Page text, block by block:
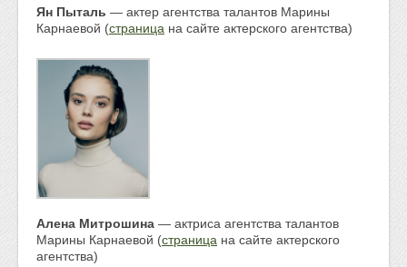
Ян Пыталь — актер агентства талантов Марины
Карнаевой (страница на сайте актерского агентства)
Алена Митрошина — актриса агентства талантов
Марины Карнаевой (страница на сайте актерского
агентства)